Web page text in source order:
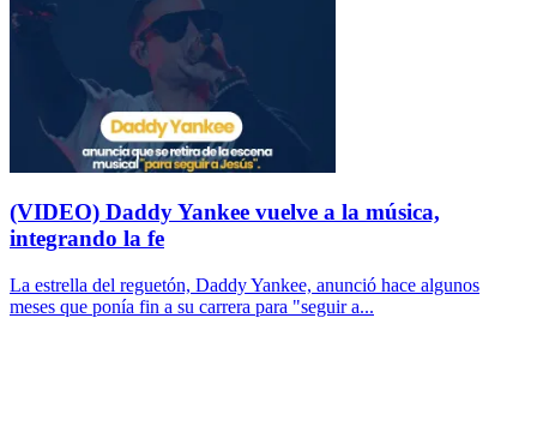
(VIDEO) Daddy Yankee vuelve a la música,
integrando la fe
La estrella del reguetón, Daddy Yankee, anunció hace algunos
meses que ponía fin a su carrera para "seguir a...